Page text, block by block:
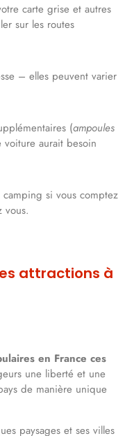
carte grise et autres
sur les routes
– elles peuvent varier
(ampoules
voiture aurait besoin
camping si vous comptez
vous.
attractions à
en France ces
une liberté et une
de manière unique
paysages et ses villes